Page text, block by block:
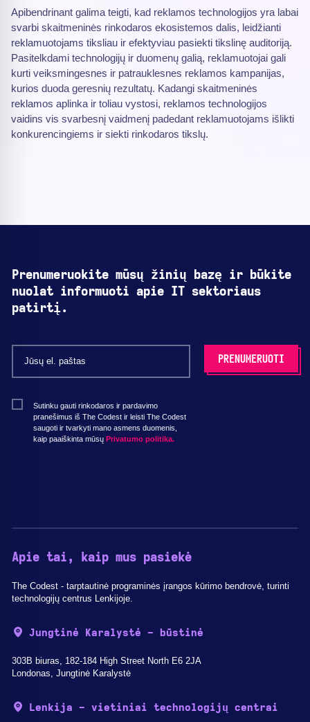
Apibendrinant galima teigti, kad reklamos technologijos yra labai
svarbi skaitmeninės rinkodaros ekosistemos dalis, leidžianti
reklamuotojams tiksliau ir efektyviau pasiekti tikslinę auditoriją.
Pasitelkdami technologijų ir duomenų galią, reklamuotojai gali
kurti veiksmingesnes ir patrauklesnes reklamos kampanijas,
kurios duoda geresnių rezultatų. Kadangi skaitmeninės
reklamos aplinka ir toliau vystosi, reklamos technologijos
vaidins vis svarbesnį vaidmenį padedant reklamuotojams išlikti
konkurencingiems ir siekti rinkodaros tikslų.
Prenumeruokite mūsų žinių bazę ir būkite
nuolat informuoti apie IT sektoriaus
patirtį.
Sutinku gauti rinkodaros ir pardavimo
pranešimus iš The Codest ir leisti The Codest
saugoti ir tvarkyti mano asmens duomenis,
kaip paaiškinta mūsų Privatumo politika.
Apie tai, kaip mus pasiekė
The Codest - tarptautinė programinės įrangos kūrimo bendrovė, turinti
technologijų centrus Lenkijoje.
Jungtinė Karalystė - būstinė
303B biuras, 182-184 High Street North E6 2JA
Londonas, Jungtinė Karalystė
Lenkija - vietiniai technologijų centrai